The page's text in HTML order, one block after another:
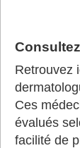
Retrouvez
Ces
évalués
facilité de